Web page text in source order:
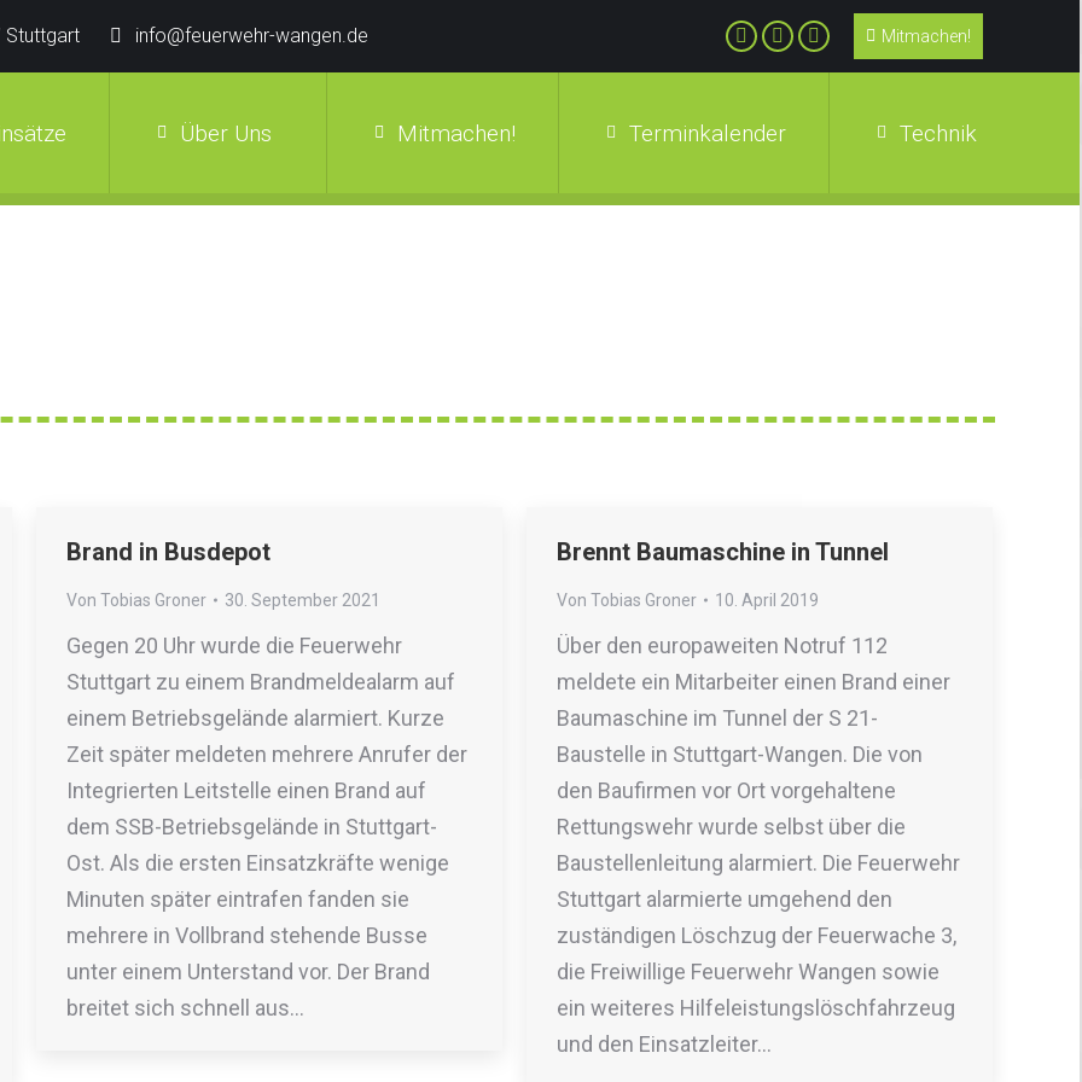
Stuttgart info@feuerwehr-wangen.de Mitmachen!
Über Uns Mitmachen! Terminkalender Technik
Brand in Busdepot
Von Tobias Groner 30. September 2021
Gegen 20 Uhr wurde die Feuerwehr
Stuttgart zu einem Brandmeldealarm auf
einem Betriebsgelände alarmiert. Kurze
Zeit später meldeten mehrere Anrufer der
Integrierten Leitstelle einen Brand auf
dem SSB-Betriebsgelände in Stuttgart-
Ost. Als die ersten Einsatzkräfte wenige
Minuten später eintrafen fanden sie
mehrere in Vollbrand stehende Busse
unter einem Unterstand vor. Der Brand
breitet sich schnell aus…
Brennt Baumaschine in Tunnel
Von Tobias Groner 10. April 2019
Über den europaweiten Notruf 112
meldete ein Mitarbeiter einen Brand einer
Baumaschine im Tunnel der S 21-
Baustelle in Stuttgart-Wangen. Die von
den Baufirmen vor Ort vorgehaltene
Rettungswehr wurde selbst über die
Baustellenleitung alarmiert. Die Feuerwehr
Stuttgart alarmierte umgehend den
zuständigen Löschzug der Feuerwache 3,
die Freiwillige Feuerwehr Wangen sowie
ein weiteres Hilfeleistungslöschfahrzeug
und den Einsatzleiter…